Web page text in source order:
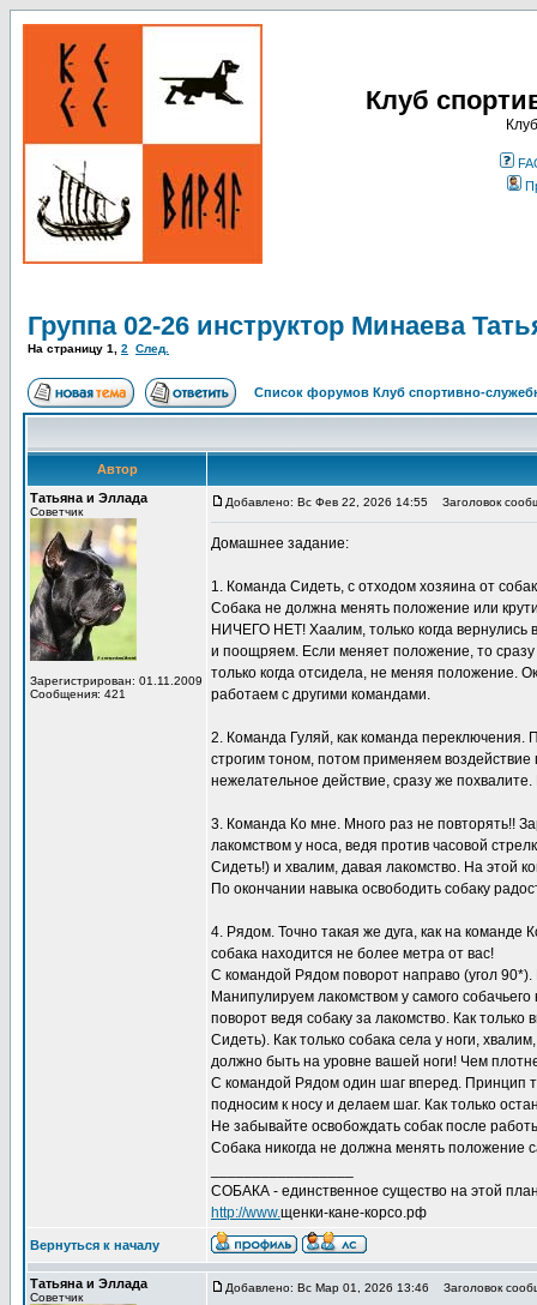
Клуб
Группа 02-26 инструктор Минаева
На страницу 1 2 След.
Список форумов Клуб спортивно-
Автор
Татьяна и Эллада
Советчик
Зарегистрирован: 01.11.2009
Сообщения: 421
Добавлено: Вс Фев 22, 2026 14:55 Заголовок
Домашнее задание:
1. Команда Сидеть, с отходом хозяина от
Собака не должна менять положение или
НИЧЕГО НЕТ! Хаалим, только когда вернулись
и поощряем. Если меняет положение, то
только когда отсидела, не меняя положение.
работаем с другими командами.
2. Команда Гуляй, как команда
строгим тоном, потом применяем воздействие
нежелательное действие, сразу же
3. Команда Ко мне. Много раз не повторять!!
лакомством у носа, ведя против часовой
Сидеть!) и хвалим, давая лакомство. На этой
По окончании навыка освободить собаку
4. Рядом. Точно такая же дуга, как на команде
собака находится не более метра от вас!
С командой Рядом поворот направо (угол 90*).
Манипулируем лакомством у самого
поворот ведя собаку за лакомство. Как
Сидеть). Как только собака села у ноги,
должно быть на уровне вашей ноги! Чем
С командой Рядом один шаг вперед. Принцип
подносим к носу и делаем шаг. Как только
Не забывайте освобождать собак после
Собака никогда не должна менять положение
СОБАКА - единственное существо на этой
http://www.щенки-кане-корсо.рф
Вернуться к началу
Татьяна и Эллада
Советчик
Добавлено: Вс Мар 01, 2026 13:46 Заголовок